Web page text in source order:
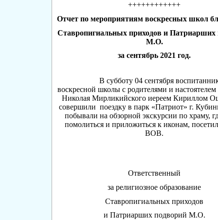
++++++++++++
Отчет по мероприятиям воскресных школ
Ставропигиальных приходов и Патриарших
М.О.
за сентябрь 2021 год.
В субботу 04 сентября
воскресной школы с родителями и настоятелем
Николая Мирликийского иереем Кириллом
совершили поездку в парк «Патриот» г.
побывали на обзорной экскурсии по храму,
помолиться и приложиться к иконам,
ВОВ.
Ответственный
за религиозное образование
Ставропигиальных приходов
и Патриарших подворий М.О.